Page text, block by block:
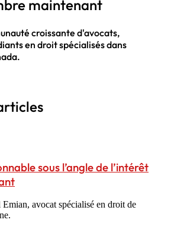
maintenant
croissante d'avocats,
en droit spécialisés dans
sous l’angle de l’intérêt
avocat spécialisé en droit de